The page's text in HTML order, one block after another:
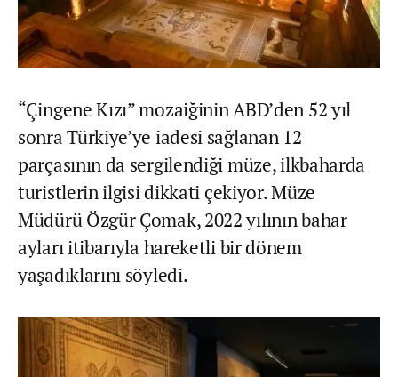
“Çingene Kızı” mozaiğinin ABD’den 52 yıl
sonra Türkiye’ye iadesi sağlanan 12
parçasının da sergilendiği müze, ilkbaharda
turistlerin ilgisi dikkati çekiyor. Müze
Müdürü Özgür Çomak, 2022 yılının bahar
ayları itibarıyla hareketli bir dönem
yaşadıklarını söyledi.